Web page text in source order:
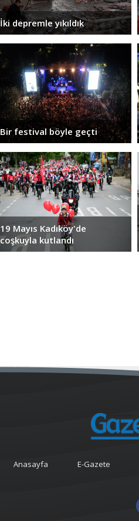
İki depremle yıkıldık
Bir festival böyle geçti
19 Mayıs Kadıköy'de
coşkuyla kutlandı
Anasayfa E-Gazete